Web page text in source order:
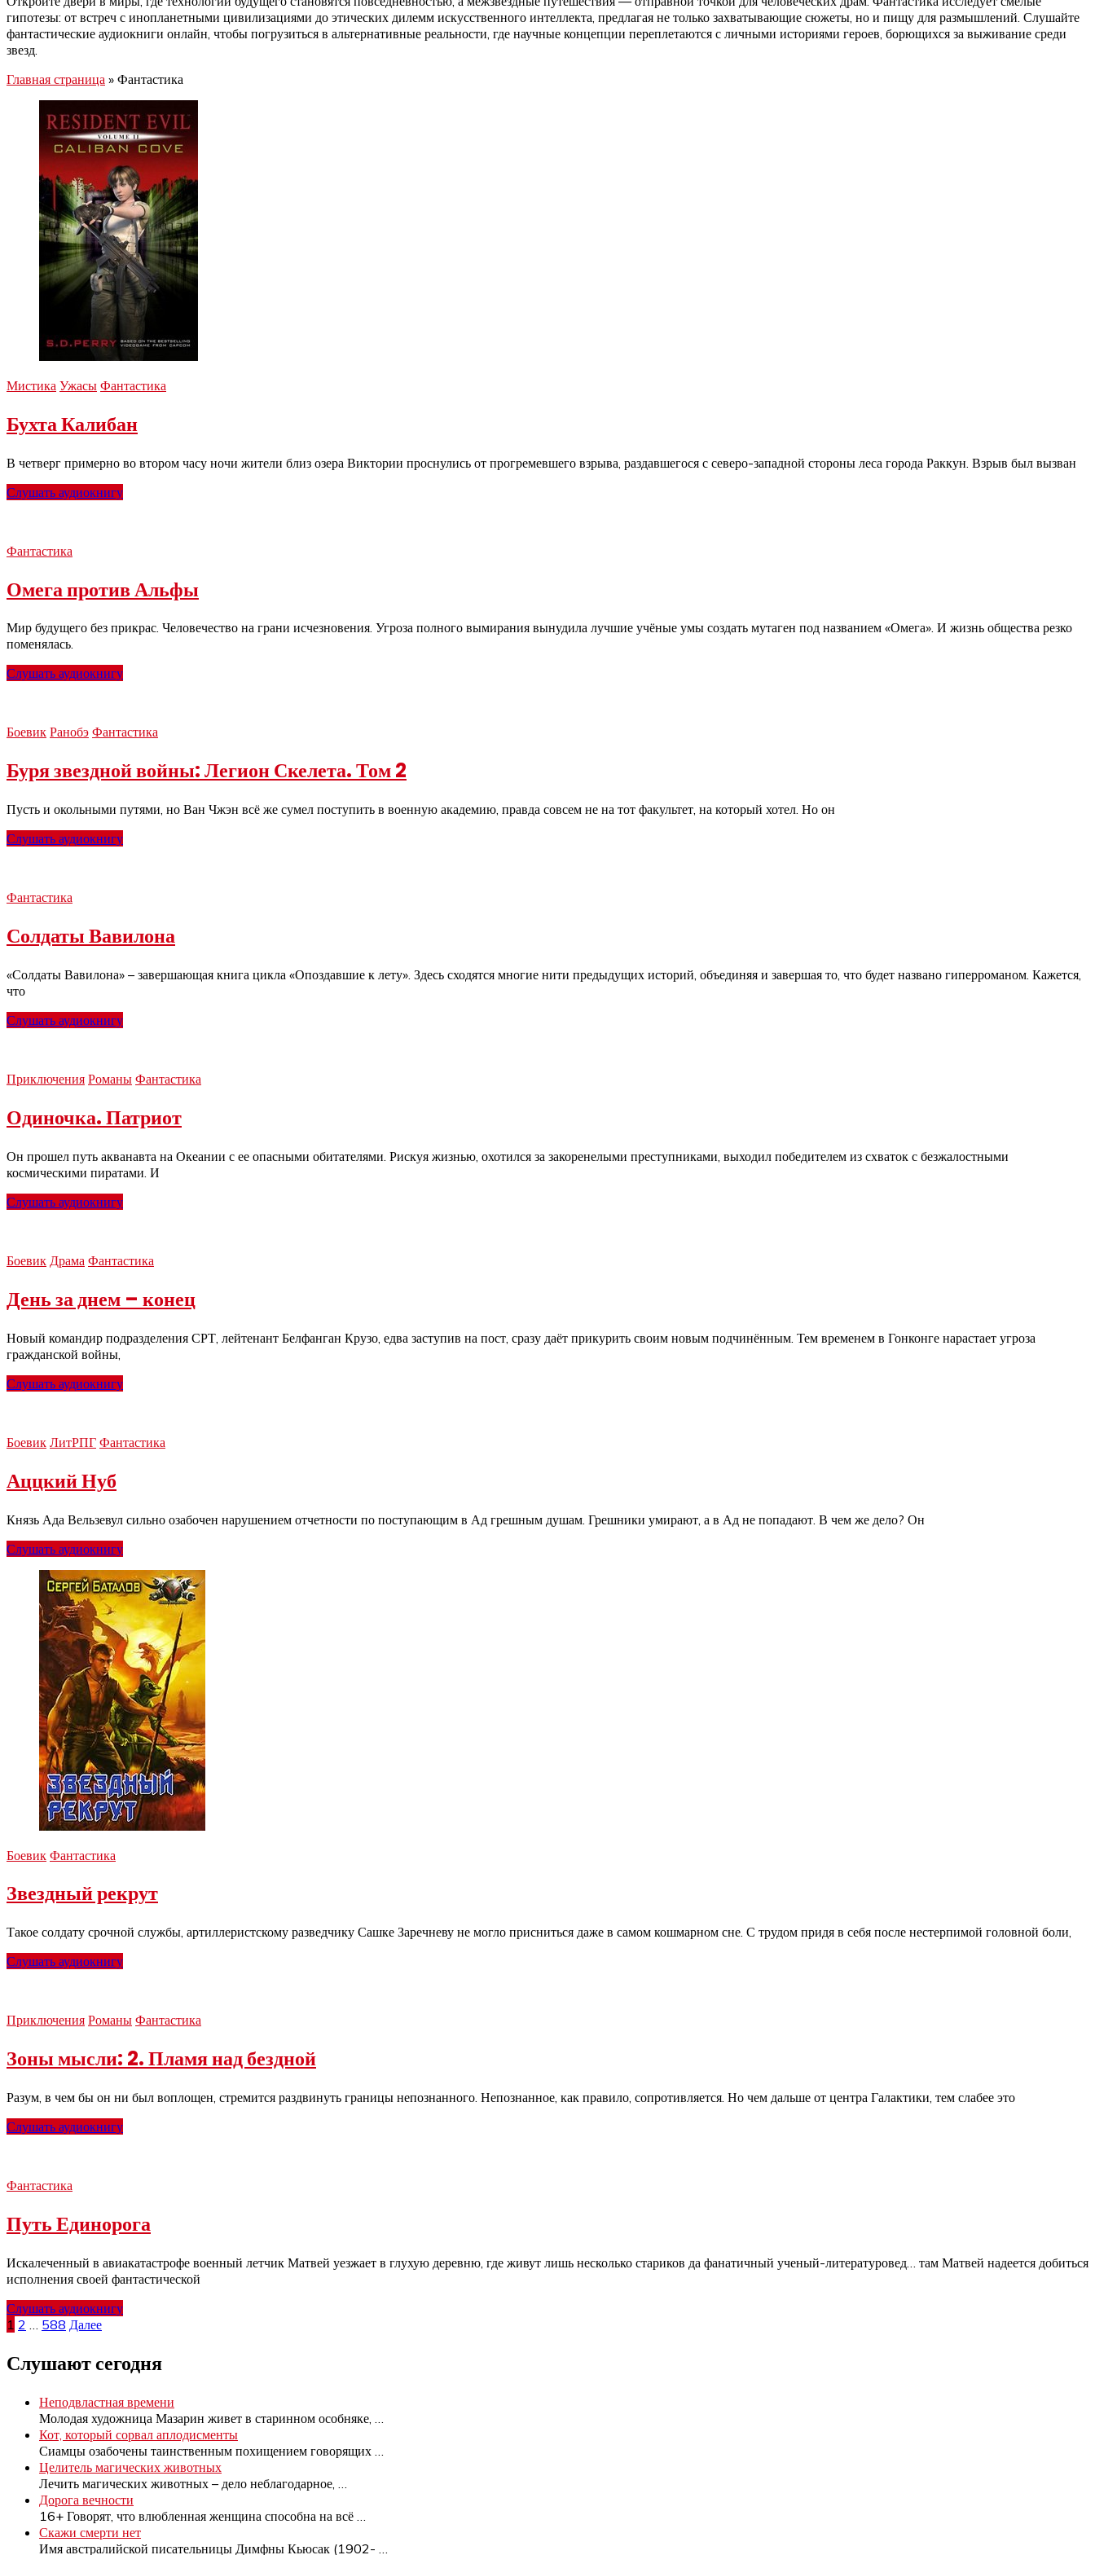
гипотезы: от встреч с инопланетными цивилизациями до этических дилемм искусственного интеллекта, предлагая не только захватывающие сюжеты, но и пищу для размышлений. Слушайте
фантастические аудиокниги онлайн, чтобы погрузиться в альтернативные реальности, где научные концепции переплетаются с личными историями героев, борющихся за выживание среди
звезд.
Главная страница » Фантастика
Мистика Ужасы Фантастика
Бухта Калибан
В четверг примерно во втором часу ночи жители близ озера Виктории проснулись от прогремевшего взрыва, раздавшегося с северо-западной стороны леса города Раккун. Взрыв был вызван
Слушать аудиокнигу
Фантастика
Омега против Альфы
Мир будущего без прикрас. Человечество на грани исчезновения. Угроза полного вымирания вынудила лучшие учёные умы создать мутаген под названием «Омега». И жизнь общества резко
поменялась.
Слушать аудиокнигу
Боевик Ранобэ Фантастика
Буря звездной войны: Легион Скелета. Том 2
Пусть и окольными путями, но Ван Чжэн всё же сумел поступить в военную академию, правда совсем не на тот факультет, на который хотел. Но он
Слушать аудиокнигу
Фантастика
Солдаты Вавилона
«Солдаты Вавилона» – завершающая книга цикла «Опоздавшие к лету». Здесь сходятся многие нити предыдущих историй, объединяя и завершая то, что будет названо гиперроманом. Кажется,
что
Слушать аудиокнигу
Приключения Романы Фантастика
Одиночка. Патриот
Он прошел путь акванавта на Океании с ее опасными обитателями. Рискуя жизнью, охотился за закоренелыми преступниками, выходил победителем из схваток с безжалостными
космическими пиратами. И
Слушать аудиокнигу
Боевик Драма Фантастика
День за днем – конец
Новый командир подразделения СРТ, лейтенант Белфанган Крузо, едва заступив на пост, сразу даёт прикурить своим новым подчинённым. Тем временем в Гонконге нарастает угроза
гражданской войны,
Слушать аудиокнигу
Боевик ЛитРПГ Фантастика
Аццкий Нуб
Князь Ада Вельзевул сильно озабочен нарушением отчетности по поступающим в Ад грешным душам. Грешники умирают, а в Ад не попадают. В чем же дело? Он
Слушать аудиокнигу
Боевик Фантастика
Звездный рекрут
Такое солдату срочной службы, артиллеристскому разведчику Сашке Заречневу не могло присниться даже в самом кошмарном сне. С трудом придя в себя после нестерпимой головной боли,
Слушать аудиокнигу
Приключения Романы Фантастика
Зоны мысли: 2. Пламя над бездной
Разум, в чем бы он ни был воплощен, стремится раздвинуть границы непознанного. Непознанное, как правило, сопротивляется. Но чем дальше от центра Галактики, тем слабее это
Слушать аудиокнигу
Фантастика
Путь Единорога
Искалеченный в авиакатастрофе военный летчик Матвей уезжает в глухую деревню, где живут лишь несколько стариков да фанатичный ученый-литературовед… там Матвей надеется добиться
исполнения своей фантастической
Слушать аудиокнигу
Пагинация
записей
1 2 588 Далее
Слушают сегодня
Неподвластная времени
Молодая художница Мазарин живет в старинном особняке,
Кот, который сорвал аплодисменты
Сиамцы озабочены таинственным похищением говорящих
Целитель магических животных
Лечить магических животных – дело неблагодарное,
Дорога вечности
16+ Говорят, что влюбленная женщина способна на всё
Скажи смерти нет
Имя австралийской писательницы Димфны Кьюсак (1902-